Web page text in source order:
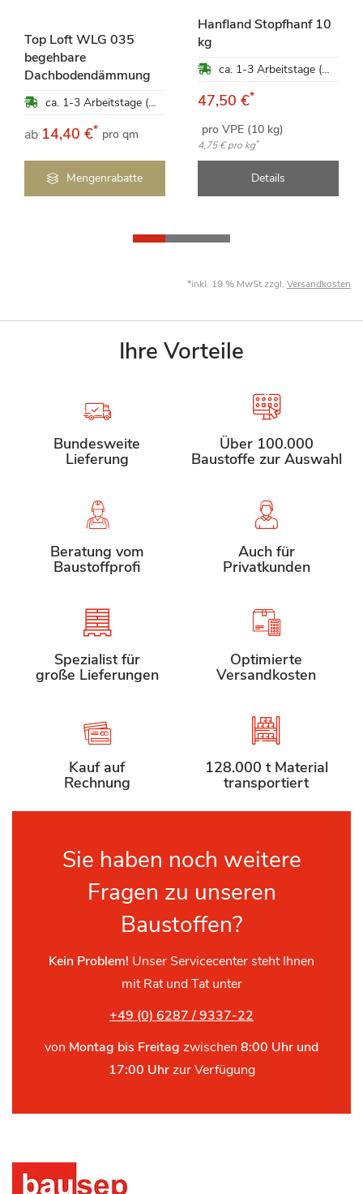
Top Loft WLG 035
begehbare
Dachbodendämmung
ca. 1-3 Arbeitstage (Mo-Fr)
ab 14,40 €* pro qm
Mengenrabatte
Hanfland Stopfhanf 10
kg
ca. 1-3 Arbeitstage (Mo-Fr)
47,50 €*
pro VPE (10 kg)
4,75 €pro kg*
Details
*inkl. 19 % MwSt zzgl. Versandkosten
Ihre Vorteile
Bundesweite
Lieferung
Über 100.000
Baustoffe zur Auswahl
Beratung vom
Baustoffprofi
Auch für
Privatkunden
Spezialist für
große Lieferungen
Optimierte
Versandkosten
Kauf auf
Rechnung
128.000 t Material
transportiert
Sie haben noch weitere
Fragen zu unseren
Baustoffen?
Kein Problem! Unser Servicecenter steht Ihnen
mit Rat und Tat unter
+49 (0) 6287 / 9337-22
von Montag bis Freitag zwischen 8:00 Uhr und
17:00 Uhrzur Verfügung